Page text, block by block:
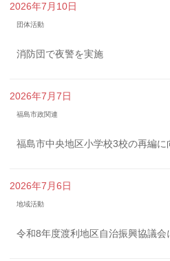
2026年7月10日
団体活動
消防団で夜警を実施
2026年7月7日
福島市政関連
福島市中央地区小学校3校の再編
2026年7月6日
地域活動
令和8年度渡利地区自治振興協議会